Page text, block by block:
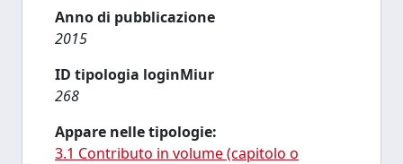
Anno di pubblicazione
2015
ID tipologia loginMiur
268
Appare nelle tipologie:
3.1 Contributo in volume (capitolo o